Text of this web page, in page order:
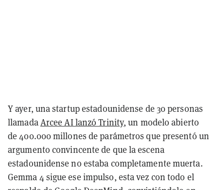
Y ayer, una startup estadounidense de 30 personas
llamadaArcee AI lanzó Trinity, un modelo abierto
de 400.000 millones de parámetros que presentó un
argumento convincente de que la escena
estadounidense no estaba completamente muerta.
Gemma 4 sigue ese impulso, esta vez con todo el